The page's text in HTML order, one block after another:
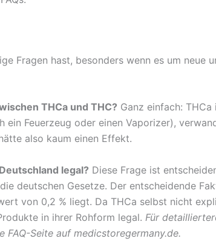
Fragen hast, besonders wenn es um
THCa und THC? Ganz einfach:
ein Feuerzeug oder einen Vaporizer),
also kaum einen Effekt.
legal? Diese Frage ist
deutschen Gesetze. Der entscheidende
von 0,2 % liegt. Da THCa selbst nicht
in ihrer Rohform legal. Für
Seite auf medicstoregermany.de.